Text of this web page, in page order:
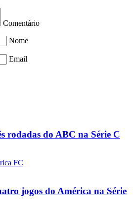
Comentário
Nome
Email
rodadas do ABC na Série C
jogos do América na Série